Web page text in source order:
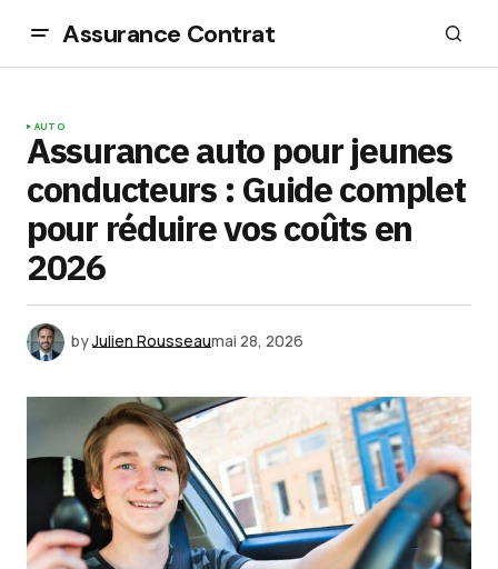
Assurance Contrat
AUTO
Assurance auto pour jeunes
conducteurs : Guide complet
pour réduire vos coûts en
2026
byJulien Rousseaumai 28, 2026